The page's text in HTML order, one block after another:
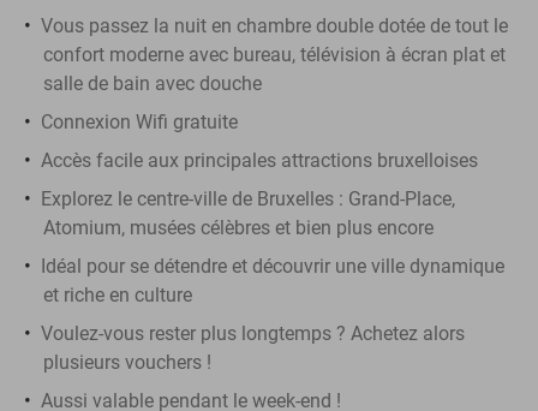
Vous passez la nuit en chambre double dotée de tout le
confort moderne avec bureau, télévision à écran plat et
salle de bain avec douche
Connexion Wifi gratuite
Accès facile aux principales attractions bruxelloises
Explorez le centre-ville de Bruxelles : Grand-Place,
Atomium, musées célèbres et bien plus encore
Idéal pour se détendre et découvrir une ville dynamique
et riche en culture
Voulez-vous rester plus longtemps ? Achetez alors
plusieurs vouchers !
Aussi valable pendant le week-end !